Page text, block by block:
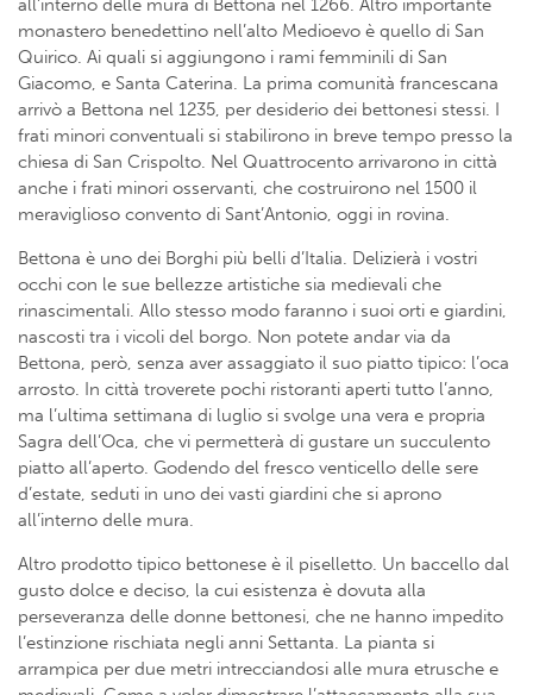
all’interno delle mura di Bettona nel 1266. Altro importante
monastero benedettino nell’alto Medioevo è quello di San
Quirico. Ai quali si aggiungono i rami femminili di San
Giacomo, e Santa Caterina. La prima comunità francescana
arrivò a Bettona nel 1235, per desiderio dei bettonesi stessi. I
frati minori conventuali si stabilirono in breve tempo presso la
chiesa di San Crispolto. Nel Quattrocento arrivarono in città
anche i frati minori osservanti, che costruirono nel 1500 il
meraviglioso convento di Sant’Antonio, oggi in rovina.
Bettona è uno dei Borghi più belli d’Italia. Delizierà i vostri
occhi con le sue bellezze artistiche sia medievali che
rinascimentali. Allo stesso modo faranno i suoi orti e giardini,
nascosti tra i vicoli del borgo. Non potete andar via da
Bettona, però, senza aver assaggiato il suo piatto tipico: l’oca
arrosto. In città troverete pochi ristoranti aperti tutto l’anno,
ma l’ultima settimana di luglio si svolge una vera e propria
Sagra dell’Oca, che vi permetterà di gustare un succulento
piatto all’aperto. Godendo del fresco venticello delle sere
d’estate, seduti in uno dei vasti giardini che si aprono
all’interno delle mura.
Altro prodotto tipico bettonese è il piselletto. Un baccello dal
gusto dolce e deciso, la cui esistenza è dovuta alla
perseveranza delle donne bettonesi, che ne hanno impedito
l’estinzione rischiata negli anni Settanta. La pianta si
arrampica per due metri intrecciandosi alle mura etrusche e